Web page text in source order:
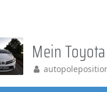
Mein